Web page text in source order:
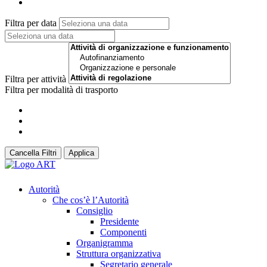
Filtra per data
Filtra per attività
Filtra per modalità di trasporto
Cancella Filtri Applica
Autorità
Che cos’è l’Autorità
Consiglio
Presidente
Componenti
Organigramma
Struttura organizzativa
Segretario generale